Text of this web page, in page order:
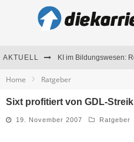
AKTUELL
Home Ratgeber
Sixt profitiert von GDL-Streik
19. November 2007 Ratgeber